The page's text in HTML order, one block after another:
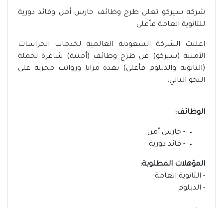
شركة سيركو تعلن طرح وظائف حارس أمن وقائد دورية
للثانوية العامة فأعلى
اعلنت الشركة السعودية العالمية لخدمات الحراسات
الأمنية (سيركو) عن طرح وظائف (أمنية) شاغرة لحملة
(الثانوية والدبلوم فأعلى) بعدة مزايا ورواتب مجزية على
النحو التالي.
الوظائف:
- حارس أمن
- قائد دورية
المؤهلات المطلوبة:
- الثانوية العامة
- الدبلوم